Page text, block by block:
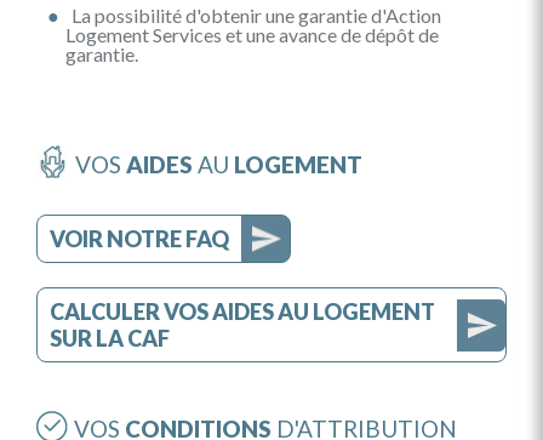
La possibilité d'obtenir une garantie d'Action
Logement Services et une avance de dépôt de
garantie.
VOS AIDES AU LOGEMENT
VOIR NOTRE FAQ
CALCULER VOS AIDES AU LOGEMENT
SUR LA CAF
VOS CONDITIONS D'ATTRIBUTION